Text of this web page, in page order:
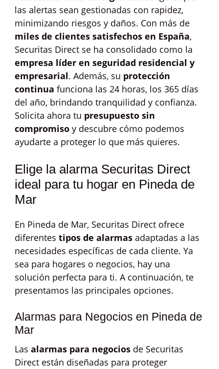
las alertas sean gestionadas con rapidez,
minimizando riesgos y daños. Con más de
miles de clientes satisfechos en España,
Securitas Direct se ha consolidado como la
empresa líder en seguridad residencial y
empresarial. Además, su protección
continua funciona las 24 horas, los 365 días
del año, brindando tranquilidad y confianza.
Solicita ahora tu presupuesto sin
compromiso y descubre cómo podemos
ayudarte a proteger lo que más quieres.
Elige la alarma Securitas Direct
ideal para tu hogar en Pineda de
Mar
En Pineda de Mar, Securitas Direct ofrece
diferentes tipos de alarmas adaptadas a las
necesidades específicas de cada cliente. Ya
sea para hogares o negocios, hay una
solución perfecta para ti. A continuación, te
presentamos las principales opciones.
Alarmas para Negocios en Pineda de
Mar
Las alarmas para negocios de Securitas
Direct están diseñadas para proteger